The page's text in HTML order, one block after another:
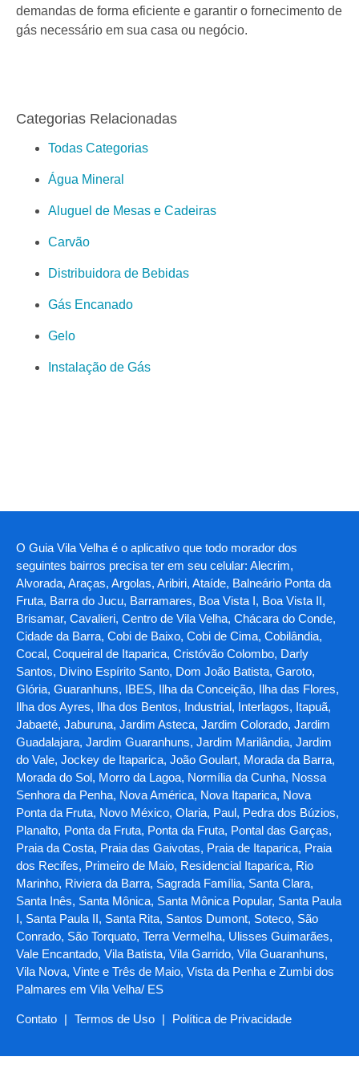
demandas de forma eficiente e garantir o fornecimento de
gás necessário em sua casa ou negócio.
Categorias Relacionadas
Todas Categorias
Água Mineral
Aluguel de Mesas e Cadeiras
Carvão
Distribuidora de Bebidas
Gás Encanado
Gelo
Instalação de Gás
O Guia Vila Velha é o aplicativo que todo morador dos
seguintes bairros precisa ter em seu celular: Alecrim,
Alvorada, Araças, Argolas, Aribiri, Ataíde, Balneário Ponta da
Fruta, Barra do Jucu, Barramares, Boa Vista I, Boa Vista II,
Brisamar, Cavalieri, Centro de Vila Velha, Chácara do Conde,
Cidade da Barra, Cobi de Baixo, Cobi de Cima, Cobilândia,
Cocal, Coqueiral de Itaparica, Cristóvão Colombo, Darly
Santos, Divino Espírito Santo, Dom João Batista, Garoto,
Glória, Guaranhuns, IBES, Ilha da Conceição, Ilha das Flores,
Ilha dos Ayres, Ilha dos Bentos, Industrial, Interlagos, Itapuã,
Jabaeté, Jaburuna, Jardim Asteca, Jardim Colorado, Jardim
Guadalajara, Jardim Guaranhuns, Jardim Marilândia, Jardim
do Vale, Jockey de Itaparica, João Goulart, Morada da Barra,
Morada do Sol, Morro da Lagoa, Normília da Cunha, Nossa
Senhora da Penha, Nova América, Nova Itaparica, Nova
Ponta da Fruta, Novo México, Olaria, Paul, Pedra dos Búzios,
Planalto, Ponta da Fruta, Ponta da Fruta, Pontal das Garças,
Praia da Costa, Praia das Gaivotas, Praia de Itaparica, Praia
dos Recifes, Primeiro de Maio, Residencial Itaparica, Rio
Marinho, Riviera da Barra, Sagrada Família, Santa Clara,
Santa Inês, Santa Mônica, Santa Mônica Popular, Santa Paula
I, Santa Paula II, Santa Rita, Santos Dumont, Soteco, São
Conrado, São Torquato, Terra Vermelha, Ulisses Guimarães,
Vale Encantado, Vila Batista, Vila Garrido, Vila Guaranhuns,
Vila Nova, Vinte e Três de Maio, Vista da Penha e Zumbi dos
Palmares em Vila Velha/ ES
Contato | Termos de Uso | Política de Privacidade